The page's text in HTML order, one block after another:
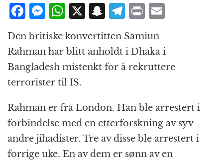
F
a
c
e
b
o
o
k
M
e
ss
e
n
g
e
r
W
h
at
s
A
p
p
X S
a
p
c
at
T
e
g
r
m
P
ri
n
t
ai
l
Den britiske konvertitten Samiun
Rahman har blitt anholdt i Dhaka i
Bangladesh mistenkt for å rekruttere
terrorister til IS.
Rahman er fra London. Han ble arrestert i
forbindelse med en etterforskning av syv
andre jihadister. Tre av disse ble arrestert i
forrige uke. En av dem er sønn av en